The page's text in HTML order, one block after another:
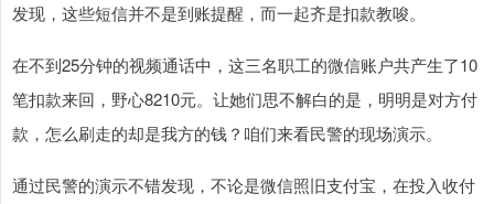
发现，这些短信并不是到账提醒，而一起齐是扣款教唆。
在不到25分钟的视频通话中，这三名职工的微信账户共产生了10
笔扣款来回，野心8210元。让她们思不解白的是，明明是对方付
款，怎么刷走的却是我方的钱？咱们来看民警的现场演示。
通过民警的演示不错发现，不论是微信照旧支付宝，在投入收付